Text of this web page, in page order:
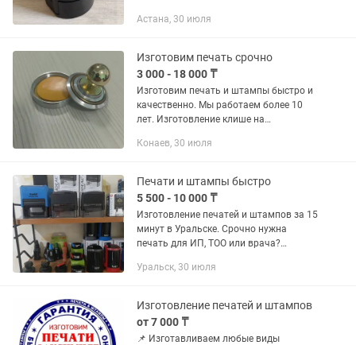
Астана, 30 июля
Изготовим печать срочно
3 000 - 18 000 ₸
Изготовим печать и штампы быстро и
качественно. Мы работаем более 10
лет. Изготовление клише на
срок службы, а именно больше 15 лет.
Конаев, 30 июля
Печати и штампы быстро
5 500 - 10 000 ₸
Изготовление печатей и штампов за 15
минут в Уральске. Срочно нужна
печать для ИП, ТОО или врача?
оттиску или эскизу без лишних
Уральск, 30 июля
Изготовление печатей и штампов
от 7 000 ₸
📌 Изготавливаем любые виды